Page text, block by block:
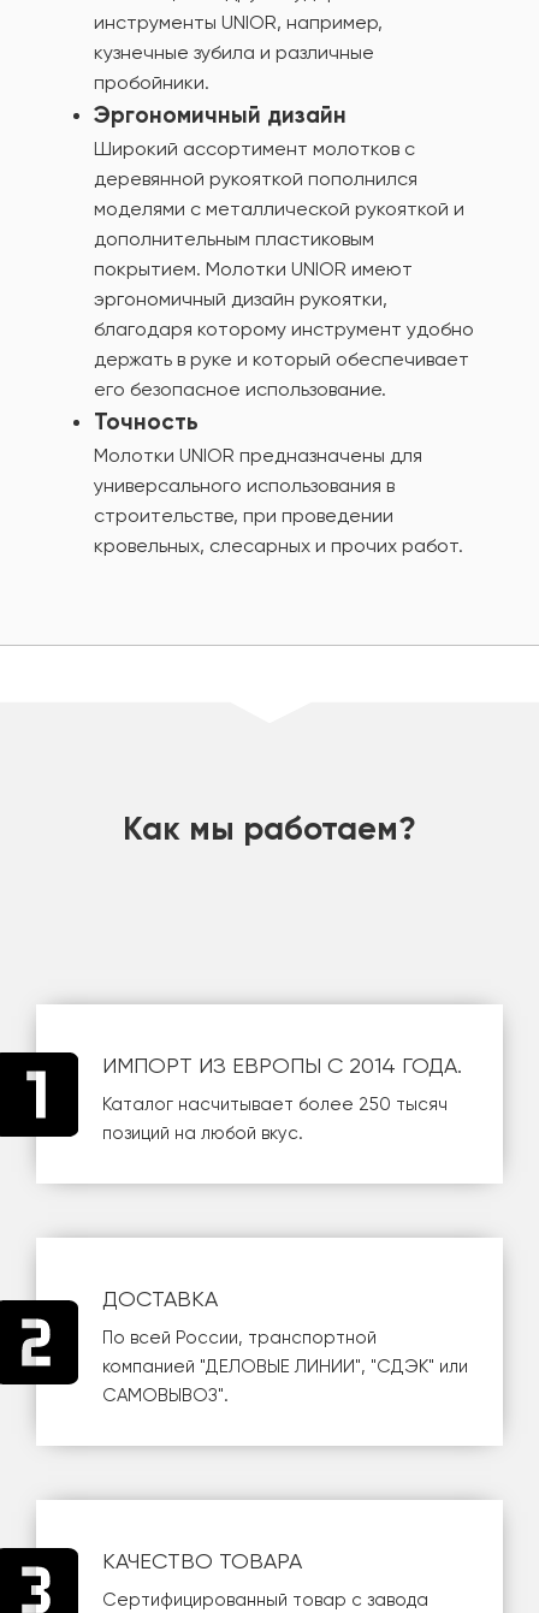
инструменты UNIOR, например,
кузнечные зубила и различные
пробойники.
Эргономичный дизайн
Широкий ассортимент молотков с
деревянной рукояткой пополнился
моделями с металлической рукояткой и
дополнительным пластиковым
покрытием. Молотки UNIOR имеют
эргономичный дизайн рукоятки,
благодаря которому инструмент удобно
держать в руке и который обеспечивает
его безопасное использование.
Точность
Молотки UNIOR предназначены для
универсального использования в
строительстве, при проведении
кровельных, слесарных и прочих работ.
Как мы работаем?
ИМПОРТ ИЗ ЕВРОПЫ С 2014 ГОДА.
Каталог насчитывает более 250 тысяч
позиций на любой вкус.
ДОСТАВКА
По всей России, транспортной
компанией "ДЕЛОВЫЕ ЛИНИИ", "СДЭК" или
САМОВЫВОЗ".
КАЧЕСТВО ТОВАРА
Сертифицированный товар с завода